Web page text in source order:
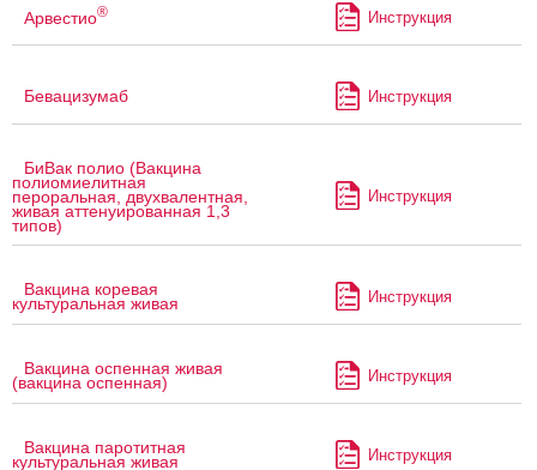
Арвестио® Инструкция
Бевацизумаб Инструкция
БиВак полио (Вакцина
полиомиелитная
пероральная, двухвалентная,
живая аттенуированная 1,3
типов)
Инструкция
Вакцина коревая
культуральная живая Инструкция
Вакцина оспенная живая
(вакцина оспенная) Инструкция
Вакцина паротитная
культуральная живая Инструкция